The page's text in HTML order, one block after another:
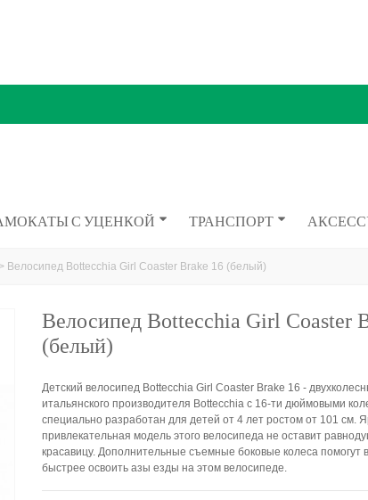
С УЦЕНКОЙ ТРАНСПОРТ
> Велосипед Bottecchia Girl Coaster Brake 16 (белый)
Велосипед Bottecchia Girl Coaster
(белый)
Детский велосипед Bottecchia Girl Coaster Brake 16 -
итальянского производителя Bottecchia с 16-ти дюймовыми
специально разработан для детей от 4 лет ростом от 101 см.
привлекательная модель этого велосипеда не оставит
красавицу. Дополнительные съемные боковые колеса помогут
быстрее освоить азы езды на этом велосипеде.